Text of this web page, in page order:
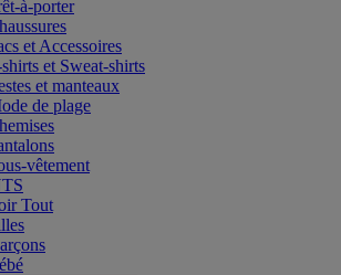
à-porter
et Accessoires
et Sweat-shirts
et manteaux
de plage
vêtement
Tout